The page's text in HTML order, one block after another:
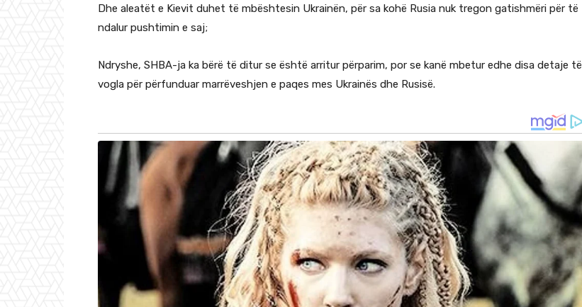
Dhe aleatët e Kievit duhet të mbështesin Ukrainën, për sa kohë Rusia nuk tregon gatishmëri për të
ndalur pushtimin e saj;
Ndryshe, SHBA-ja ka bërë të ditur se është arritur përparim, por se kanë mbetur edhe disa detaje të
vogla për përfunduar marrëveshjen e paqes mes Ukrainës dhe Rusisë.